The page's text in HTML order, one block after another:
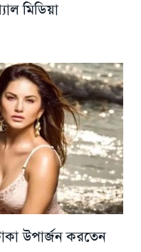
মিডিয়া
উপার্জন করতেন